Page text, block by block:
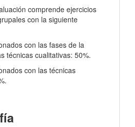
comprende ejercicios
con la siguiente
con las fases de la
técnicas cualitativas: 50%.
con las técnicas